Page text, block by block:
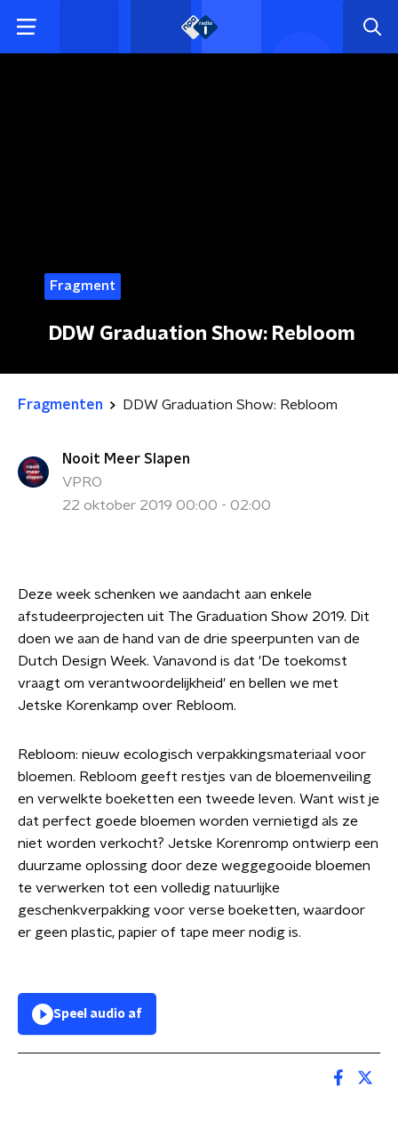
Fragment
DDW Graduation Show: Rebloom
Fragmenten DDW Graduation Show: Rebloom
Nooit Meer Slapen
VPRO
22 oktober 2019 00:00 - 02:00
Deze week schenken we aandacht aan enkele
afstudeerprojecten uit The Graduation Show 2019. Dit
doen we aan de hand van de drie speerpunten van de
Dutch Design Week. Vanavond is dat 'De toekomst
vraagt om verantwoordelijkheid' en bellen we met
Jetske Korenkamp over Rebloom.
Rebloom: nieuw ecologisch verpakkingsmateriaal voor
bloemen. Rebloom geeft restjes van de bloemenveiling
en verwelkte boeketten een tweede leven. Want wist je
dat perfect goede bloemen worden vernietigd als ze
niet worden verkocht? Jetske Korenromp ontwierp een
duurzame oplossing door deze weggegooide bloemen
te verwerken tot een volledig natuurlijke
geschenkverpakking voor verse boeketten, waardoor
er geen plastic, papier of tape meer nodig is.
Speel audio af